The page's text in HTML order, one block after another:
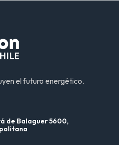
el futuro energético.
de Balaguer 5600,